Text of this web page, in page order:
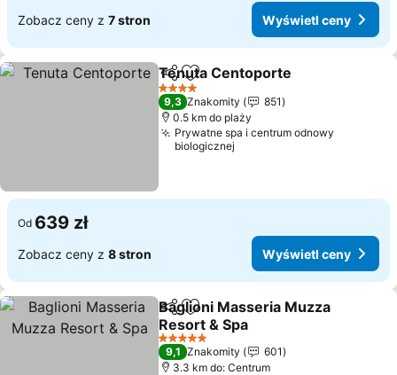
Zobacz ceny z 7 stron Wyświetl ceny
Udostępnij
Dodaj do ulubionych
Tenuta Centoporte
4 Kategoria
9,3 Znakomity
851
0.5 km do plaży
Prywatne spa i centrum odnowy
biologicznej
Od 639 zł
Zobacz ceny z 8 stron Wyświetl ceny
Udostępnij
Dodaj do ulubionych
Baglioni Masseria Muzza
Resort & Spa
Wyświetl ceny
5 Kategoria
9,1 Znakomity
601
3.3 km do: Centrum